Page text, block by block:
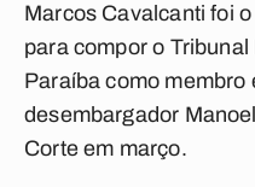
Marcos Cavalcanti foi
para compor o
Paraíba como membro
desembargador
Corte em março.